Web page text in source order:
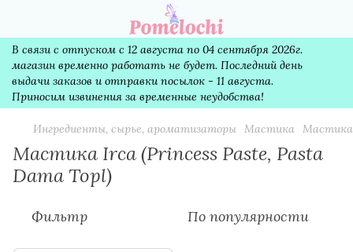
В связи с отпуском с 12 августа по 04 сентября 2026г.
магазин временно работать не будет. Последний день
выдачи заказов и отправки посылок - 11 августа.
Приносим извинения за временные неудобства!
Ингредиенты, сырье, ароматизаторы Мастика Мастика
Мастика Irca (Princess Paste, Pasta
Dama Topl)
Фильтр По популярности